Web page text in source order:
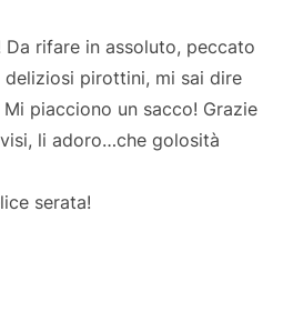
Da rifare in assoluto, peccato
pirottini, mi sai dire
piacciono un sacco! Grazie
li adoro…che golosità
serata!